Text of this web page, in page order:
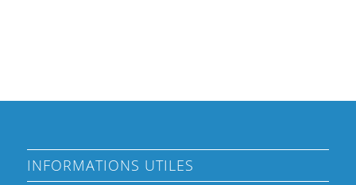
INFORMATIONS UTILES